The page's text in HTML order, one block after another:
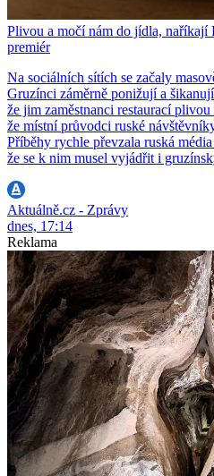
Plivou a močí nám do jídla, naříkají
premiér
Na sociálních sítích se začaly
Gruzínci záměrně ponižují a
že jim zaměstnanci restaurací
že místní průvodci ruské
Příběhy rychle převzala ruská
že se k nim musel vyjádřit i
Aktuálně.cz - Zprávy
dnes, 17:14
Reklama